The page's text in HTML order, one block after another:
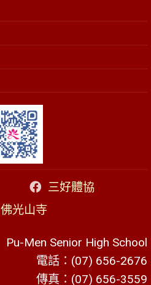
三好體協
佛光山寺
Pu-Men Senior High School
電話：(07) 656-2676
傳真：(07) 656-3559